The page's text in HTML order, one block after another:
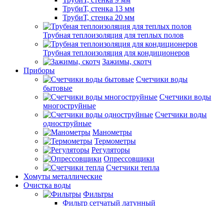
ТрубиТ, стенка 13 мм
ТрубиТ, стенка 20 мм
Трубная теплоизоляция для теплых полов
Трубная теплоизоляция для кондиционеров
Зажимы, скотч
Приборы
Счетчики воды
бытовые
Счетчики воды
многоструйные
Счетчики воды
одноструйные
Манометры
Термометры
Регуляторы
Опрессовщики
Счетчики тепла
Хомуты металлические
Очистка воды
Фильтры
Фильтр сетчатый латунный